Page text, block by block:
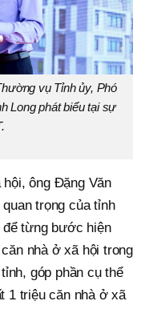
vụ Tỉnh ủy, Phó
Long phát biểu tại sự
ông Đặng Văn
trọng của tỉnh
để từng bước hiện
nhà ở xã hội trong
góp phần cụ thể
1 triệu căn nhà ở xã